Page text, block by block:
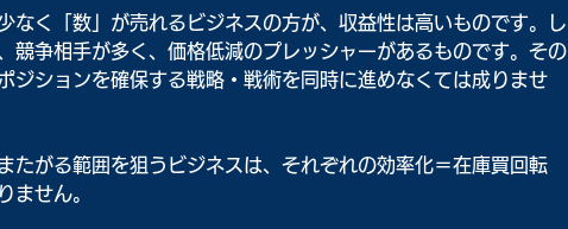
なく「数」が売れるビジネスの方が、収益性は高いものです。し
競争相手が多く、価格低減のプレッシャーがあるものです。その
ジションを確保する戦略・戦術を同時に進めなくては成りませ
たがる範囲を狙うビジネスは、それぞれの効率化＝在庫買回転
ません。